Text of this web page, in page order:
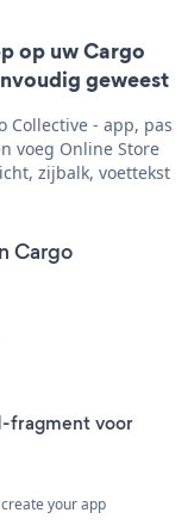
op uw Cargo
geweest
Collective - app, pas
voeg Online Store
zijbalk, voettekst
Cargo
fragment voor
your app